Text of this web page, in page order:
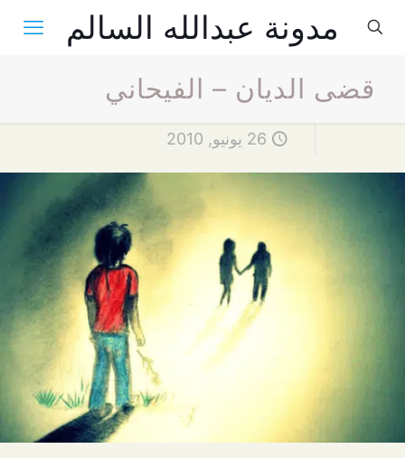
مدونة عبدالله السالم
قضى الديان – الفيحاني
26 يونيو, 2010